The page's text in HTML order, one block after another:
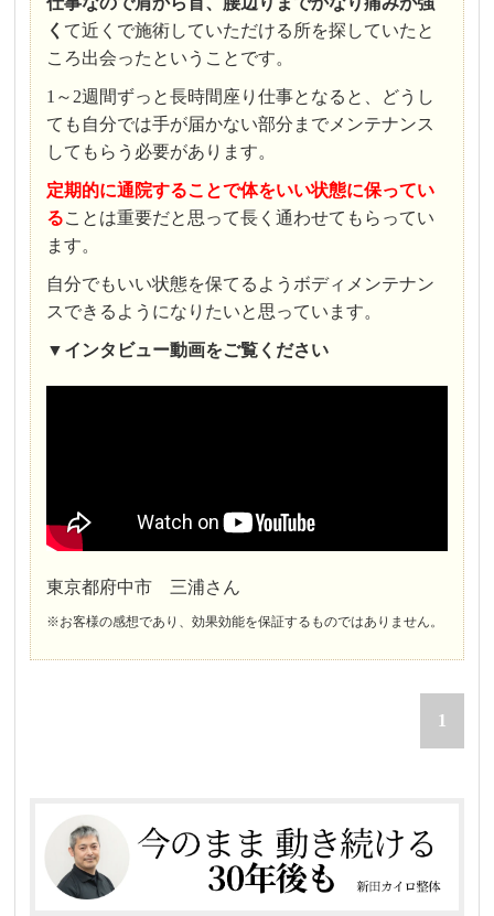
く て近くで施術していただける所を探していたと
ころ出会ったということです。
1～2週間ずっと長時間座り仕事となると、どうし
ても自分では手が届かない部分までメンテナンス
してもらう必要があります。
定期的に通院することで体をいい状態に保ってい
ることは重要だと思って長く通わせてもらってい
ます。
自分でもいい状態を保てるようボディメンテナン
スできるようになりたいと思っています。
▼ インタビュー動画をご覧ください
東京都府中市 三浦さん
※お客様の感想であり、効果効能を保証するものではありません。
1